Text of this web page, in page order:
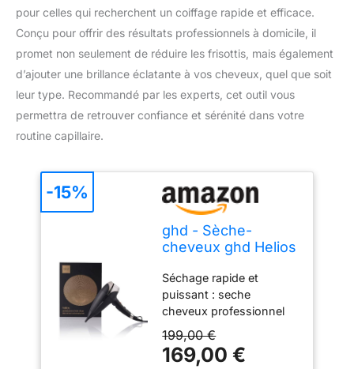
pour celles qui recherchent un coiffage rapide et efficace.
Conçu pour offrir des résultats professionnels à domicile, il
promet non seulement de réduire les frisottis, mais également
d’ajouter une brillance éclatante à vos cheveux, quel que soit
leur type. Recommandé par les experts, cet outil vous
permettra de retrouver confiance et sérénité dans votre
routine capillaire.
ghd - Sèche-
cheveux ghd Helios
professionnel
d'excellence
Séchage rapide et
puissant : seche
cheveux professionnel
2200 Watts pour
accélérer
significativement le
199,00 €
169,00 €
-15%